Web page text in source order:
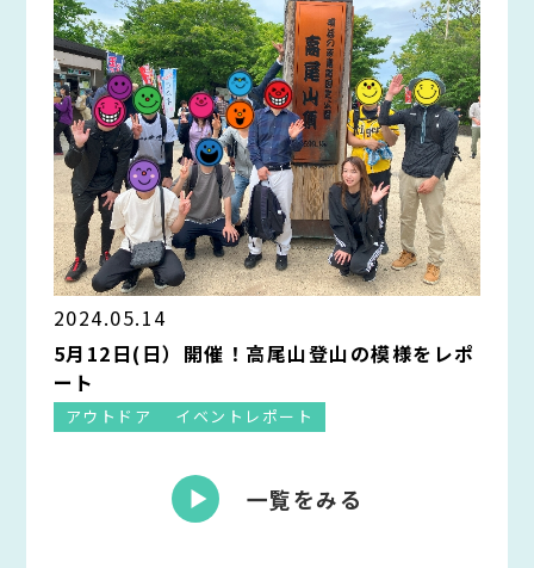
2024.05.14
5月12日(日）開催！高尾山登山の模様をレポ
ート
アウトドア イベントレポート
一覧をみる